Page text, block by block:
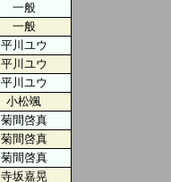
一般
一般
平川ユウ
平川ユウ
平川ユウ
小松颯
菊間啓真
菊間啓真
菊間啓真
寺坂嘉晃